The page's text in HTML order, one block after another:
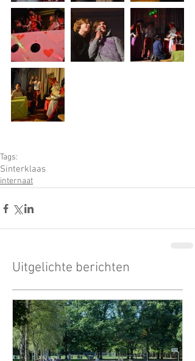
Tags:
Sinterklaas
internaat
Uitgelichte berichten